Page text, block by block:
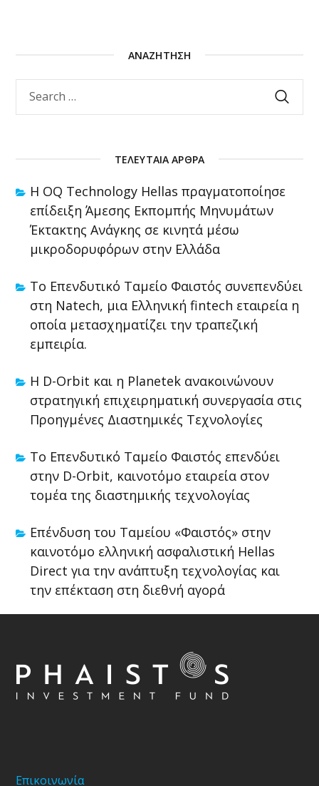
ΑΝΑΖΉΤΗΣΗ
ΤΕΛΕΥΤΑΊΑ ΆΡΘΡΑ
Η OQ Technology Hellas πραγματοποίησε
επίδειξη Άμεσης Εκπομπής Μηνυμάτων
Έκτακτης Ανάγκης σε κινητά μέσω
μικροδορυφόρων στην Ελλάδα
Το Επενδυτικό Ταμείο Φαιστός συνεπενδύει
στη Natech, μια Ελληνική fintech εταιρεία η
οποία μετασχηματίζει την τραπεζική
εμπειρία.
Η D-Orbit και η Planetek ανακοινώνουν
στρατηγική επιχειρηματική συνεργασία στις
Προηγμένες Διαστημικές Τεχνολογίες
Το Επενδυτικό Ταμείο Φαιστός επενδύει
στην D-Orbit, καινοτόμο εταιρεία στον
τομέα της διαστημικής τεχνολογίας
Επένδυση του Ταμείου «Φαιστός» στην
καινοτόμο ελληνική ασφαλιστική Hellas
Direct για την ανάπτυξη τεχνολογίας και
την επέκταση στη διεθνή αγορά
Επικοινωνία